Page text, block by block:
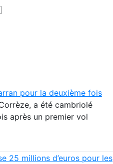
pour la deuxième fois
a été cambriolé
après un premier vol
25 millions d’euros pour les